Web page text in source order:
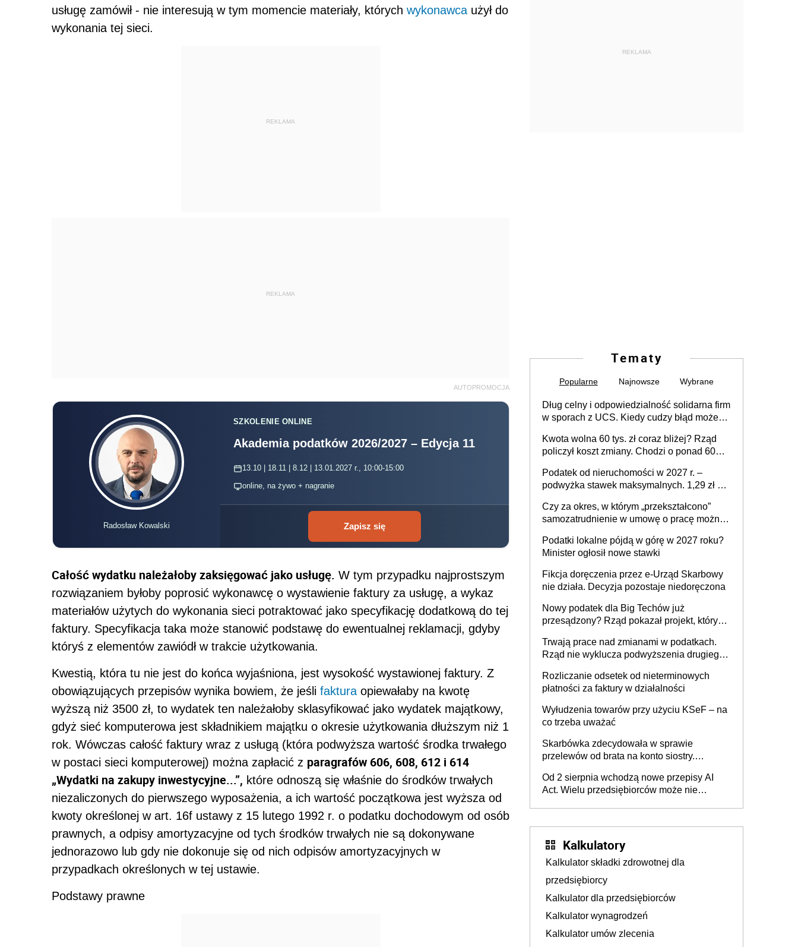
usługę zamówił - nie interesują w tym momencie materiały, których wykonawcaużył do
wykonania tej sieci.
REKLAMA
REKLAMA
AUTOPROMOCJA
Radosław Kowalski
SZKOLENIE ONLINE
Akademia podatków 2026/2027 – Edycja 11
13.10 | 18.11 | 8.12 | 13.01.2027 r., 10:00-15:00
online, na żywo + nagranie
Zapisz się
Całość wydatku należałoby zaksięgować jako usługę. W tym przypadku najprostszym
rozwiązaniem byłoby poprosić wykonawcę o wystawienie faktury za usługę, a wykaz
materiałów użytych do wykonania sieci potraktować jako specyfikację dodatkową do tej
faktury. Specyfikacja taka może stanowić podstawę do ewentualnej reklamacji, gdyby
któryś z elementów zawiódł w trakcie użytkowania.
Kwestią, która tu nie jest do końca wyjaśniona, jest wysokość wystawionej faktury. Z
obowiązujących przepisów wynika bowiem, że jeśli fakturaopiewałaby na kwotę
wyższą niż 3500 zł, to wydatek ten należałoby sklasyfikować jako wydatek majątkowy,
gdyż sieć komputerowa jest składnikiem majątku o okresie użytkowania dłuższym niż 1
rok. Wówczas całość faktury wraz z usługą (która podwyższa wartość środka trwałego
w postaci sieci komputerowej) można zapłacić z paragrafów 606, 608, 612 i 614
„Wydatki na zakupy inwestycyjne...”, które odnoszą się właśnie do środków trwałych
niezaliczonych do pierwszego wyposażenia, a ich wartość początkowa jest wyższa od
kwoty określonej w art. 16f ustawy z 15 lutego 1992 r. o podatku dochodowym od osób
prawnych, a odpisy amortyzacyjne od tych środków trwałych nie są dokonywane
jednorazowo lub gdy nie dokonuje się od nich odpisów amortyzacyjnych w
przypadkach określonych w tej ustawie.
Podstawy prawne
REKLAMA
Tematy
Popularne Najnowsze Wybrane
Dług celny i odpowiedzialność solidarna firm
w sporach z UCS. Kiedy cudzy błąd może
Kwota wolna 60 tys. zł coraz bliżej? Rząd
policzył koszt zmiany. Chodzi o ponad 60
Podatek od nieruchomości w 2027 r. –
podwyżka stawek maksymalnych. 1,29 zł za
budynków i lokali związanych z
prowadzeniem działalności gospodarczej
Czy za okres, w którym „przekształcono”
samozatrudnienie w umowę o pracę można
umowy cywilnoprawnej jedynym
racjonalnym wyjściem
Podatki lokalne pójdą w górę w 2027 roku?
Minister ogłosił nowe stawki
Fikcja doręczenia przez e-Urząd Skarbowy
nie działa. Decyzja pozostaje niedoręczona
Nowy podatek dla Big Techów już
przesądzony? Rząd pokazał projekt, który
Trwają prace nad zmianami w podatkach.
Rząd nie wyklucza podwyższenia drugiego
Rozliczanie odsetek od nieterminowych
płatności za faktury w działalności
Wyłudzenia towarów przy użyciu KSeF – na
co trzeba uważać
Skarbówka zdecydowała w sprawie
przelewów od brata na konto siostry.
darowizna, ale podatku jednak nie będzie
Od 2 sierpnia wchodzą nowe przepisy AI
Act. Wielu przedsiębiorców może nie
Kalkulatory
Kalkulator składki zdrowotnej dla
przedsiębiorcy
Kalkulator dla przedsiębiorców
Kalkulator wynagrodzeń
Kalkulator umów zlecenia